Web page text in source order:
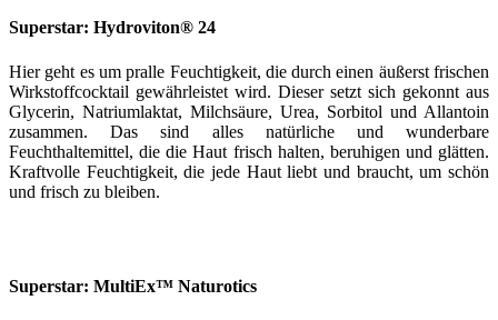
Superstar: Hydroviton® 24
Hier geht es um pralle Feuchtigkeit, die durch einen äußerst frischen
Wirkstoffcocktail gewährleistet wird. Dieser setzt sich gekonnt aus
Glycerin, Natriumlaktat, Milchsäure, Urea, Sorbitol und Allantoin
zusammen. Das sind alles natürliche und wunderbare
Feuchthaltemittel, die die Haut frisch halten, beruhigen und glätten.
Kraftvolle Feuchtigkeit, die jede Haut liebt und braucht, um schön
und frisch zu bleiben.
Superstar: MultiEx™ Naturotics